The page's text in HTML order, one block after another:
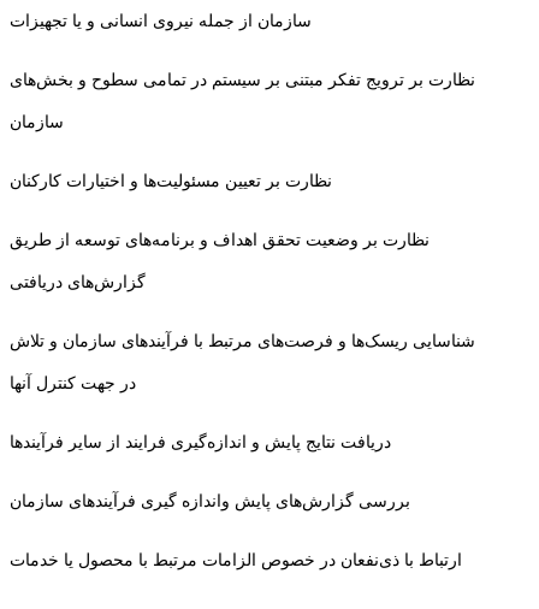
سازمان از جمله نیروی انسانی و یا تجهیزات
نظارت بر ترویج تفکر مبتنی بر سیستم در تمامی سطوح و بخش‌های
سازمان
نظارت بر تعیین مسئولیت‌ها و اختیارات کارکنان
نظارت بر وضعیت تحقق اهداف و برنامه‌های توسعه از طریق
گزارش‌های دریافتی
شناسایی ریسک‌ها و فرصت‌های مرتبط با فرآیندهای سازمان و تلاش
در جهت کنترل آنها
دریافت نتایج پایش و اندازه‌گیری فرایند از سایر فرآیندها
بررسی گزارش‌های پایش واندازه گیری فرآیندهای سازمان
ارتباط با ذی‌نفعان در خصوص الزامات مرتبط با محصول یا خدمات